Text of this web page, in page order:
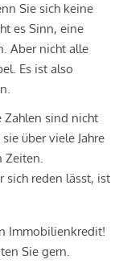
Sie sich keine
es Sinn, eine
Aber nicht alle
Es ist also
Zahlen sind nicht
über viele Jahre
Zeiten.
sich reden lässt, ist
Immobilienkredit!
Sie gern.